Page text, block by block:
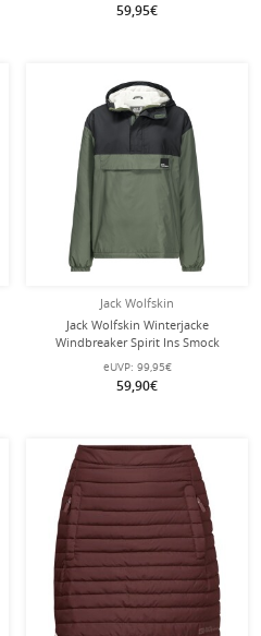
59,95€
Jack Wolfskin
Jack Wolfskin Winterjacke
Windbreaker Spirit Ins Smock
(winddicht, wasserabweisend,
gefüttert) grün Kinder (164-176)
eUVP: 99,95€
59,90€